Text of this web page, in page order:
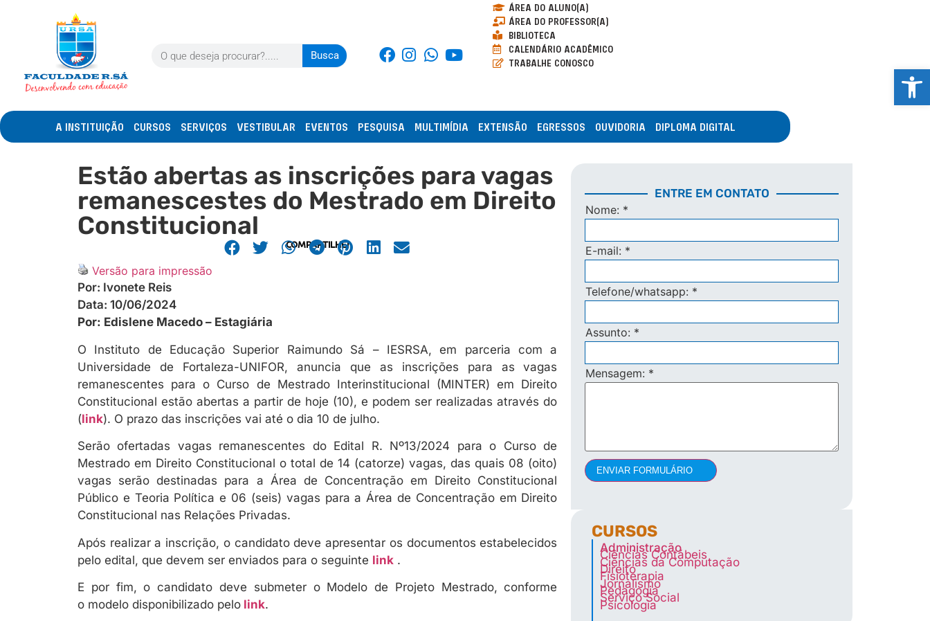
Busca
ÁREA DO ALUNO(A)
ÁREA DO PROFESSOR(A)
BIBLIOTECA
CALENDÁRIO ACADÊMICO
TRABALHE CONOSCO
A INSTITUIÇÃO CURSOS SERVIÇOS VESTIBULAR EVENTOS PESQUISA MULTIMÍDIA EXTENSÃO EGRESSOS OUVIDORIA DIPLOMA DIGITAL
Estão abertas as inscrições para vagas
remanescestes do Mestrado em Direito
Constitucional
COMPARTILHE!
Versão para impressão
Por: Ivonete Reis
Data: 10/06/2024
Por: Edislene Macedo – Estagiária
O Instituto de Educação Superior Raimundo Sá – IESRSA, em parceria com a
Universidade de Fortaleza-UNIFOR, anuncia que as inscrições para as vagas
remanescentes para o Curso de Mestrado Interinstitucional (MINTER) em Direito
Constitucional estão abertas a partir de hoje (10), e podem ser realizadas através do
(link). O prazo das inscrições vai até o dia 10 de julho.
Serão ofertadas vagas remanescentes do Edital R. Nº13/2024 para o Curso de
Mestrado em Direito Constitucional o total de 14 (catorze) vagas, das quais 08 (oito)
vagas serão destinadas para a Área de Concentração em Direito Constitucional
Público e Teoria Política e 06 (seis) vagas para a Área de Concentração em Direito
Constitucional nas Relações Privadas.
Após realizar a inscrição, o candidato deve apresentar os documentos estabelecidos
pelo edital, que devem ser enviados para o seguinte link .
E por fim, o candidato deve submeter o Modelo de Projeto Mestrado, conforme
o modelo disponibilizado pelo link.
ENTRE EM CONTATO
Nome: *
E-mail: *
Telefone/whatsapp: *
Assunto: *
Mensagem: *
ENVIAR FORMULÁRIO
CURSOS
Administração
Ciências Contábeis
Ciências da Computação
Direito
Fisioterapia
Jornalismo
Pedagogia
Serviço Social
Psicologia
Abrir